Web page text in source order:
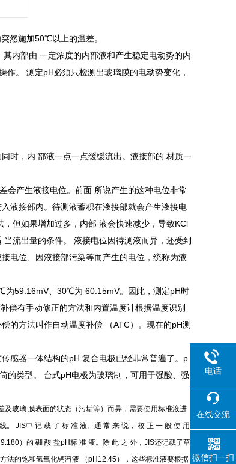
然施加50℃以上的温差。
内部由 一定浓度的内部液和产生稳定电动势的内
。 测定pH必须只检测出玻璃膜的电动势变化，
时，内 部液一点一点缓缓流出。液接部的 材质一
会产生液接电位。前面 所说产生的这种电位非常
液接部内。待测液蓄积在液接部就会产生液接电
但如果增加过多，内部 液会快速减少，导致KCl
流出量的条件。 液接电位因待测液而异，还受到
电位、因液接部污染等而产生的电位，统称为液
为59.16mV、30℃为 60.15mV。因此，测定pH时
偿有手动修正的方法和内置温度计根据温度识别
的方法叫作自动温度补偿 （ATC）。现在的pH测
感器一体结构的pH 复合电极已经非常普遍了。p
的类型。 台式pH电极为玻璃制，可用于强酸、强
玻璃 膜表面的状态（污垢等）而异，需要使用标准液进
JIS中 记 载 了 标 准 液。通 常 来 说， 校 正 一 般 使 用
）的 硼 酸 盐pH标 准 液。除 此 之 外，JIS还记载了草
法的饱和氢氧化钙溶液 （pH12.45），这些标准液要根据
电话
在线交流
微信扫一扫